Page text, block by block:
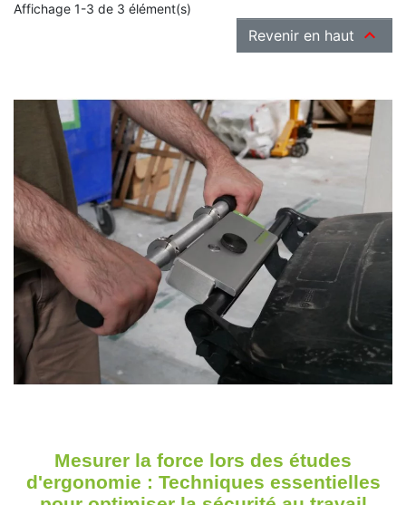
Affichage 1-3 de 3 élément(s)
Revenir en haut 
Mesurer la force lors des études
d'ergonomie : Techniques essentielles